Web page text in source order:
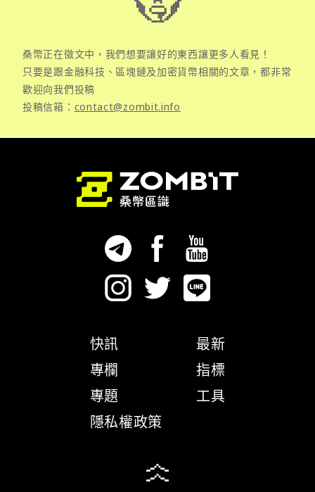
桑幣正在徵文中，我們想要讓好的東西讓更多人看見！
只要是跟金融科技、區塊鏈及加密貨幣相關的文章，都非常
歡迎向我們投稿
投稿信箱： contact@zombit.info
快訊
專欄
專題
隱私權政策
最新
指標
工具